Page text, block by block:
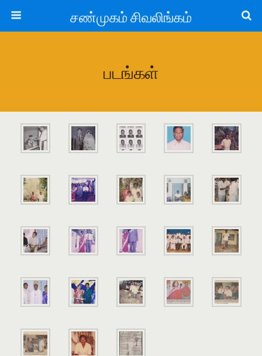
சண்முகம் சிவலிங்கம்
படங்கள்